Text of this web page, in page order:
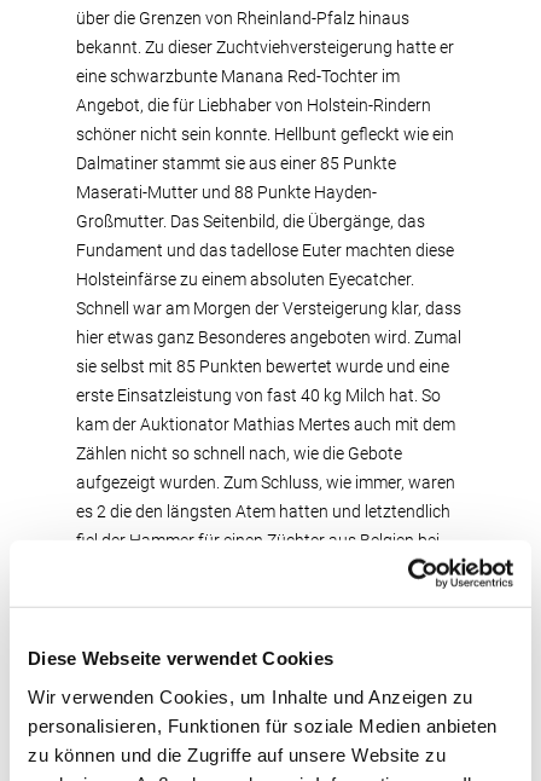
Diese Webseite verwendet Cookies
Wir verwenden Cookies, um Inhalte und Anzeigen zu
personalisieren, Funktionen für soziale Medien anbieten
zu können und die Zugriffe auf unsere Website zu
über die Grenzen von Rheinland-Pfalz hinaus
bekannt. Zu dieser Zuchtviehversteigerung hatte er
eine schwarzbunte Manana Red-Tochter im
Angebot, die für Liebhaber von Holstein-Rindern
schöner nicht sein konnte. Hellbunt gefleckt wie ein
Dalmatiner stammt sie aus einer 85 Punkte
Maserati-Mutter und 88 Punkte Hayden-
Großmutter. Das Seitenbild, die Übergänge, das
Fundament und das tadellose Euter machten diese
Holsteinfärse zu einem absoluten Eyecatcher.
Schnell war am Morgen der Versteigerung klar, dass
hier etwas ganz Besonderes angeboten wird. Zumal
sie selbst mit 85 Punkten bewertet wurde und eine
erste Einsatzleistung von fast 40 kg Milch hat. So
kam der Auktionator Mathias Mertes auch mit dem
Zählen nicht so schnell nach, wie die Gebote
aufgezeigt wurden. Zum Schluss, wie immer, waren
es 2 die den längsten Atem hatten und letztendlich
fiel der Hammer für einen Züchter aus Belgien bei
Tochter aus dem Zuchtstall Seidenfaden GbR,